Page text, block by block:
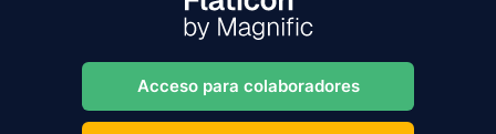
Acceso para colaboradores